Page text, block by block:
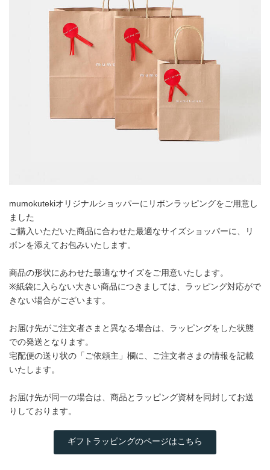
mumokutekiオリジナルショッパーにリボンラッピングをご用意し
ました
ご購入いただいた商品に合わせた最適なサイズショッパーに、リ
ボンを添えてお包みいたします。
商品の形状にあわせた最適なサイズをご用意いたします。
※紙袋に入らない大きい商品につきましては、ラッピング対応がで
きない場合がございます。
お届け先がご注文者さまと異なる場合は、ラッピングをした状態
での発送となります。
宅配便の送り状の「ご依頼主」欄に、ご注文者さまの情報を記載
いたします。
お届け先が同一の場合は、商品とラッピング資材を同封してお送
りしております。
ギフトラッピングのページはこちら